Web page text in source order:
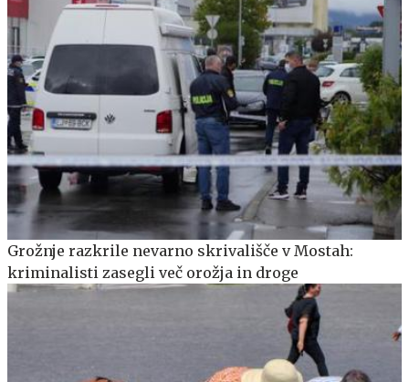
Grožnje razkrile nevarno skrivališče v Mostah:
kriminalisti zasegli več orožja in droge